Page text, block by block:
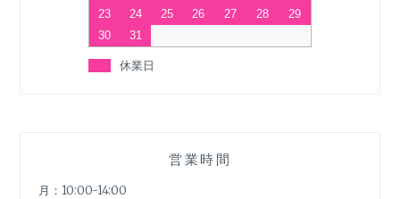
23
24 25 26 27 28
29
30
31
休業日
営業時間
月：10:00-14:00